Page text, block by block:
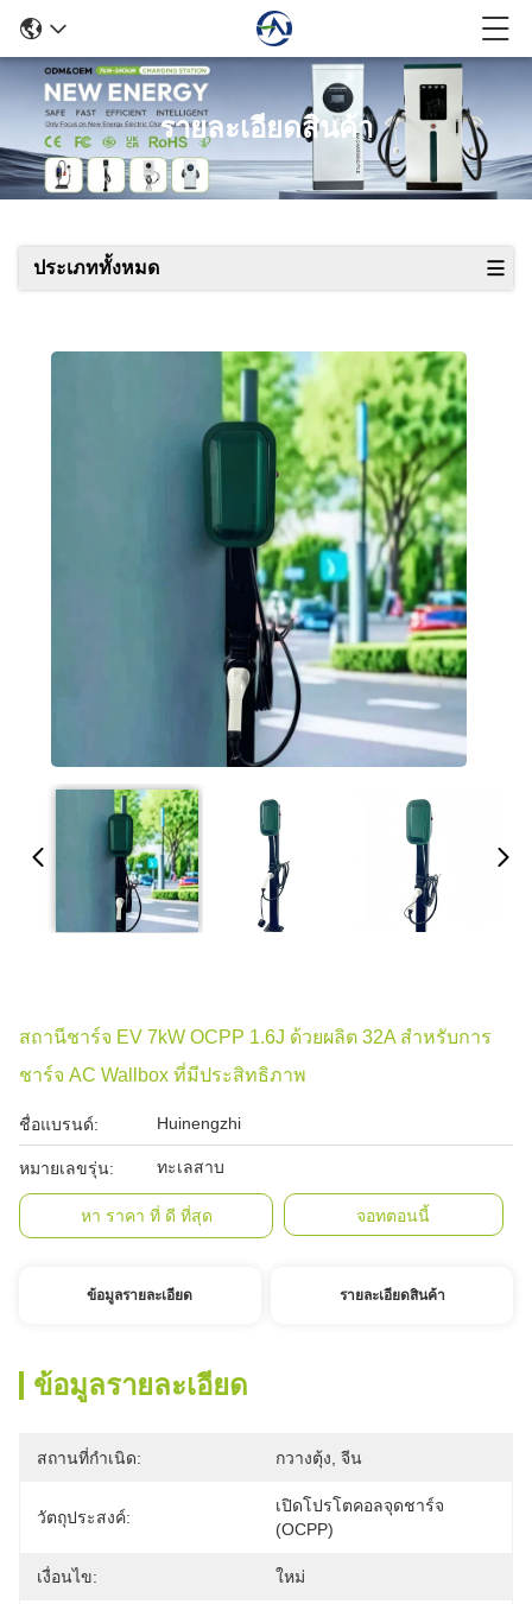
รายละเอียดสินค้า
ประเภททั้งหมด
สถานีชาร์จ EV 7kW OCPP 1.6J ด้วยผลิต 32A สําหรับการ
ชาร์จ AC Wallbox ที่มีประสิทธิภาพ
ชื่อแบรนด์: Huinengzhi
หมายเลขรุ่น: ทะเลสาบ
หา ราคา ที่ ดี ที่สุด จอทตอนนี้
ข้อมูลรายละเอียด รายละเอียดสินค้า
ข้อมูลรายละเอียด
สถานที่กำเนิด: กวางตุ้ง, จีน
วัตถุประสงค์:
เปิดโปรโตคอลจุดชาร์จ
(OCPP)
เงื่อนไข: ใหม่